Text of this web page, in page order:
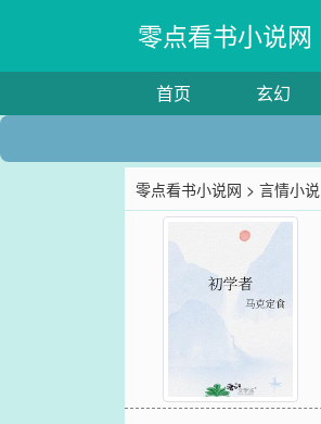
零点看书小说网
首页 玄幻
零点看书小说网 >言情小说